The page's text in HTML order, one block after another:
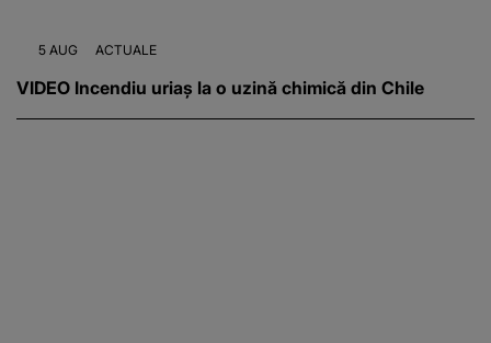
5 AUG ACTUALE
VIDEO Incendiu uriaș la o uzină chimică din Chile